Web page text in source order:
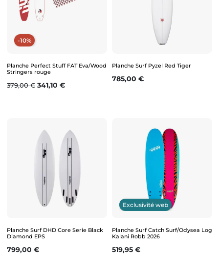
-10%
Planche Perfect Stuff FAT Eva/Wood
Stringers rouge
Prix de base
379,00 € Prix
341,10 €
Planche Surf Pyzel Red Tiger
Prix
785,00 €
Planche Surf DHD Core Serie Black
Diamond EPS
Prix
799,00 €
Exclusivité web
Planche Surf Catch Surf/Odysea Log
Kalani Robb 2026
Prix
519,95 €